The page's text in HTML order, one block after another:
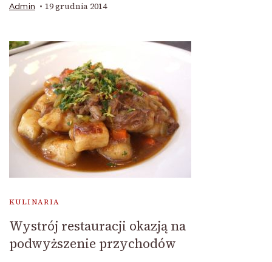
Admin 19 grudnia 2014
KULINARIA
Wystrój restauracji okazją na
podwyższenie przychodów